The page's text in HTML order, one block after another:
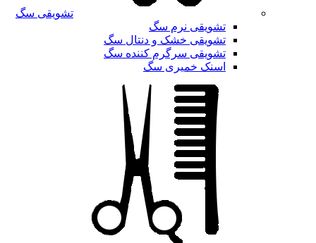
تشویقی سگ
تشویقی نرم سگ
تشویقی خشک و دنتال سگ
تشویقی سرگرم کننده سگ
اسنک خمیری سگ